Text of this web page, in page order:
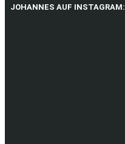
JOHANNES AUF INSTAGRAM: